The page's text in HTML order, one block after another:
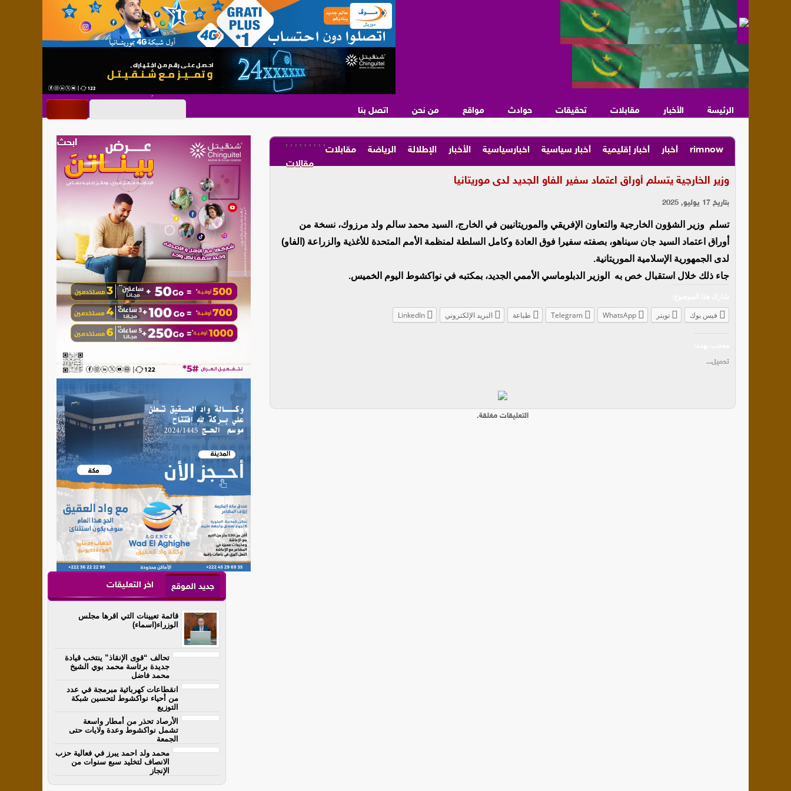
الرئيسة الأخبار مقابلات تحقيقات حوادث مواقع من نحن اتصل بنا
rimnow
,
أخبار
,
أخبار إقليمية
,
أخبار سياسية
,
اخبارسياسية
,
الأخبار
,
الإطلالة
,
الرياضة
,
مقابلات
,
مقالات
وزير الخارجية يتسلم أوراق اعتماد سفير الفاو الجديد لدى موريتانيا
بتاريخ 17 يوليو, 2025
تسلم وزير الشؤون الخارجية والتعاون الإفريقي والموريتانيين في الخارج، السيد محمد سالم ولد مرزوك، نسخة من
أوراق اعتماد السيد جان سيناهو، بصفته سفيرا فوق العادة وكامل السلطة لمنظمة الأمم المتحدة للأغذية والزراعة (الفاو)
لدى الجمهورية الإسلامية الموريتانية.
جاء ذلك خلال استقبال خص به الوزير الدبلوماسي الأممي الجديد، بمكتبه في نواكشوط اليوم الخميس.
فيس بوك تويتر WhatsApp
Telegram طباعة البريد الإلكتروني LinkedIn
تحميل...
التعليقات مغلقة.
جديد الموقع اخر التعليقات
قائمة تعيينات التي اقرها مجلس
الوزراء(اسماء)
تحالف “قوى الإنقاذ” ينتخب قيادة
جديدة برئاسة محمد بوي الشيخ
محمد فاضل
انقطاعات كهربائية مبرمجة في عدد
من أحياء نواكشوط لتحسين شبكة
التوزيع
الأرصاد تحذر من أمطار واسعة
تشمل نواكشوط وعدة ولايات حتى
الجمعة
محمد ولد احمد يبرز في فعالية حزب
الانصاف لتخليد سبع سنوات من
الإنجاز